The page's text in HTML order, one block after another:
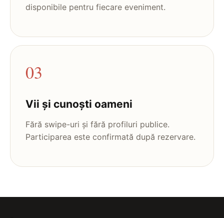
disponibile pentru fiecare eveniment.
03
Vii și cunoști oameni
Fără swipe-uri și fără profiluri publice.
Participarea este confirmată după rezervare.